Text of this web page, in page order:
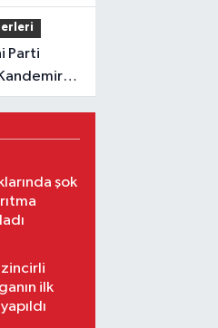
şok
ilk